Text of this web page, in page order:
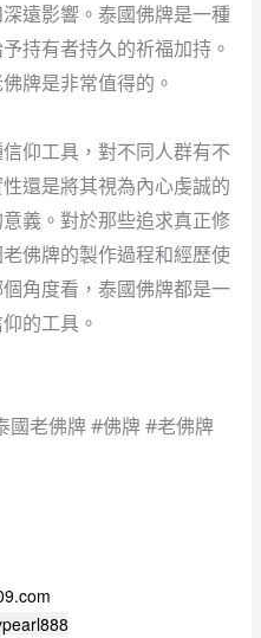
遠影響。泰國佛牌是一種
持有者持久的祈福加持。
牌是非常值得的。
仰工具，對不同人群有不
還是將其視為內心虔誠的
義。對於那些追求真正修
佛牌的製作過程和經歷使
角度看，泰國佛牌都是一
的工具。
國老佛牌 #佛牌 #老佛牌